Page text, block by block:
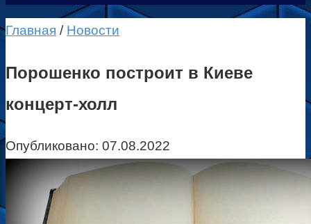
Главная / Новости
Порошенко построит в Киеве
концерт-холл
Опубликовано: 07.08.2022